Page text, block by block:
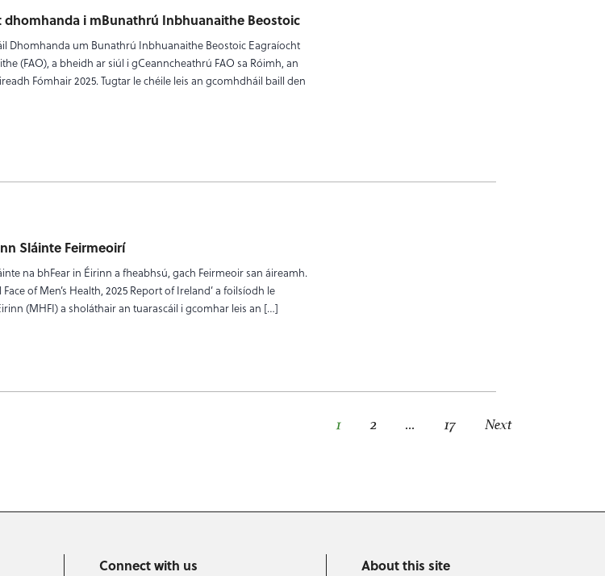
i mBunathrú Inbhuanaithe Beostoic
Dhomhanda um Bunathrú Inbhuanaithe Beostoic Eagraíocht
(FAO), a bheidh ar siúl i gCeanncheathrú FAO sa Róimh, an
Fómhair 2025. Tugtar le chéile leis an gcomhdháil baill den
Sláinte Feirmeoirí
na bhFear in Éirinn a fheabhsú, gach Feirmeoir san áireamh.
of Men’s Health, 2025 Report of Ireland’ a foilsíodh le
(MHFI) a sholáthair an tuarascáil i gcomhar leis an […]
1 2 … 17 Next
Connect with us About this site